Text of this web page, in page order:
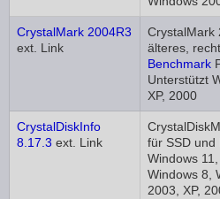
CrystalMark 2004R3
ext. Link
CrystalMark
älteres,
Benchmark
Unterstützt
XP, 2000
CrystalDiskInfo
8.17.3 ext. Link
für SSD und
Windows
Windows 8,
2003, XP,